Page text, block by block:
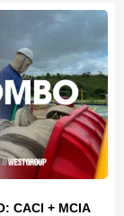
CACI + MCIA